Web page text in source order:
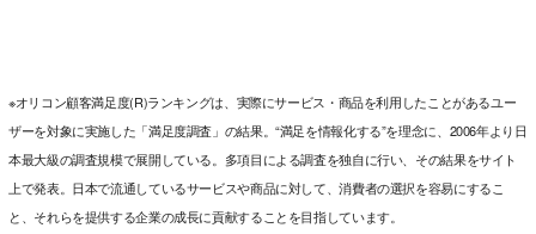
※オリコン顧客満足度(R)ランキングは、実際にサービス・商品を利用したことがあるユー
ザーを対象に実施した「満足度調査」の結果。“満足を情報化する”を理念に、2006年より日
本最大級の調査規模で展開している。多項目による調査を独自に行い、その結果をサイト
上で発表。日本で流通しているサービスや商品に対して、消費者の選択を容易にするこ
と、それらを提供する企業の成長に貢献することを目指しています。